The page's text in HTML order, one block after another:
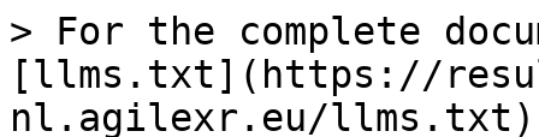
> For the complete
[llms.txt](https://
nl.agilexr.eu/llms.txt).